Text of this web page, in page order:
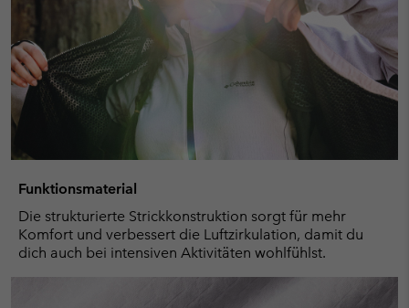
Funktionsmaterial
Die strukturierte Strickkonstruktion sorgt für mehr
Komfort und verbessert die Luftzirkulation, damit du
dich auch bei intensiven Aktivitäten wohlfühlst.